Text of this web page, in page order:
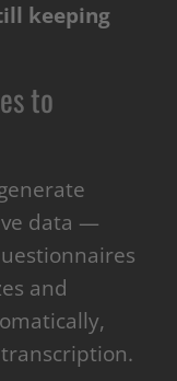
keeping
to
data —
and